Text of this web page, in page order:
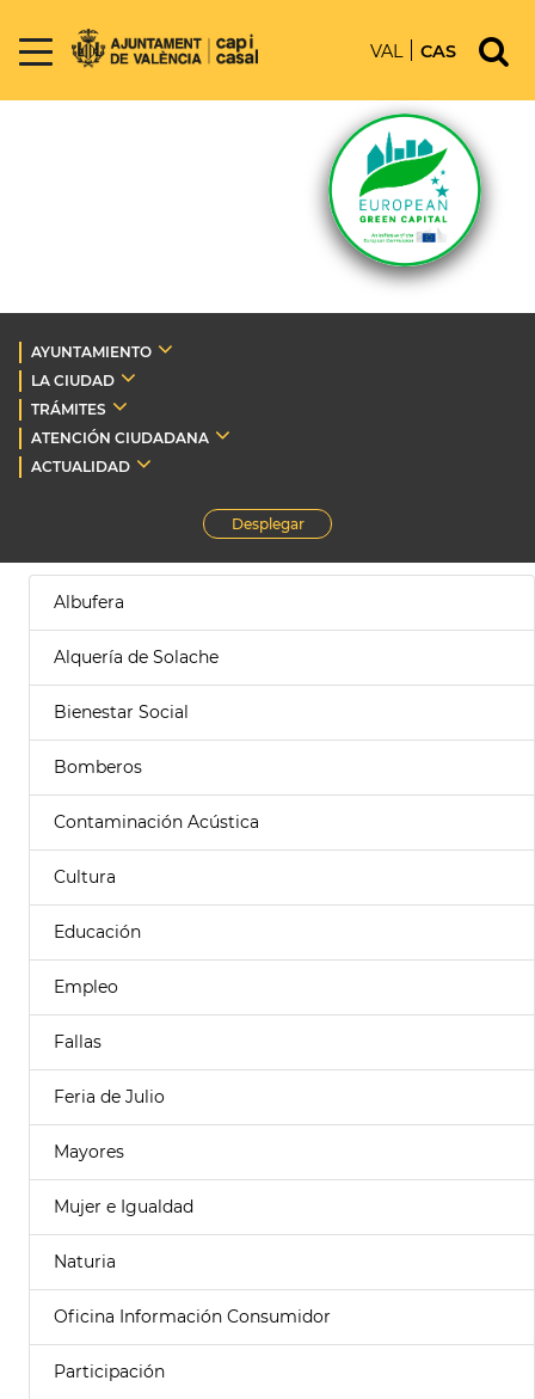
VAL CAS
AYUNTAMIENTO
LA CIUDAD
TRÁMITES
ATENCIÓN CIUDADANA
ACTUALIDAD
Desplegar
Albufera
Alquería de Solache
Bienestar Social
Bomberos
Contaminación Acústica
Cultura
Educación
Empleo
Fallas
Feria de Julio
Mayores
Mujer e Igualdad
Naturia
Oficina Información Consumidor
Participación